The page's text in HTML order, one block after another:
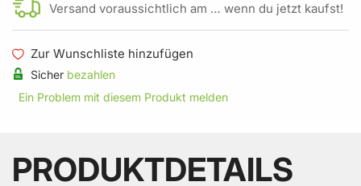
Versand voraussichtlich am … wenn du jetzt kaufst!
Zur Wunschliste hinzufügen
Sicher bezahlen
Ein Problem mit diesem Produkt melden
PRODUKTDETAILS